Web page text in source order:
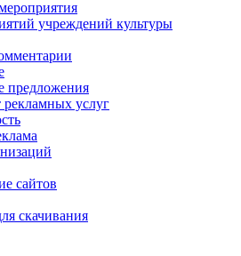
учреждений культуры
предложения
рекламных услуг
сайтов
скачивания